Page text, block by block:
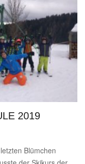
2019
Blümchen